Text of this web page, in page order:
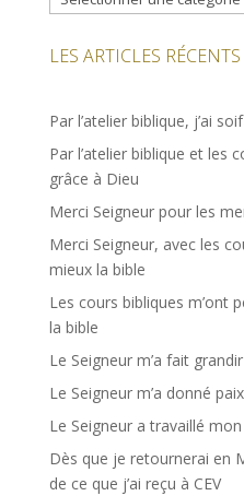
LES ARTICLES RÉCENTS
Par l’atelier biblique, j’ai
Par l’atelier biblique et les
grâce à Dieu
Merci Seigneur pour les
Merci Seigneur, avec les
mieux la bible
Les cours bibliques m’ont
la bible
Le Seigneur m’a fait grandir
Le Seigneur m’a donné
Le Seigneur a travaillé
Dès que je retournerai en
de ce que j’ai reçu à CEV